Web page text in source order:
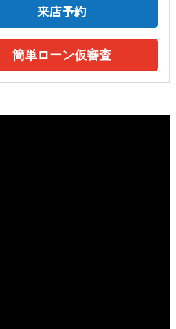
来店予約
簡単ローン仮審査